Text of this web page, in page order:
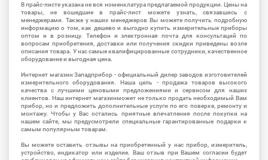
В прайс-листе указана не вся номенклатура предлагаемой продукции. Цены на
товары, не вошедшие в прайс-лист можете узнать, связавшись с
менеджерами. Также у наших менеджеров Вы можете получить подробную
информацию о том, как дешево и выгодно купить измерительные приборы
оптом и в розницу. Телефон и электронная почта для консультаций по
вопросам приобретения, доставки или получения скидки приведены возле
описания товара. У нас самые квалифицированные сотрудники, качественное
оборудование и выгодная цена.
Интернет магазин Западприбор - официальный дилер заводов изготовителей
измерительного оборудования. Наша цель - продажа товаров высокого
качества с лучшими ценовыми предложениями и сервисом для наших
клиентов. Наш интернет магазинможет не только продать необходимый Вам
прибор, но и предложить дополнительные услуги по его поверке, ремонту и
монтажу. Чтобы у Вас остались приятные впечатления после покупки на
нашем сайте, мы предусмотрели специальные гарантированные подарки к
самым популярным товарам.
Вы можете оставить отзывы на приобретенный у нас прибор, измеритель,
устройство, индикатор или изделие. Ваш отзыв при Вашем согласии будет